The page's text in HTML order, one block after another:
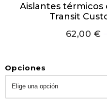
Aislantes térmicos
Transit
62,00 €
Opciones